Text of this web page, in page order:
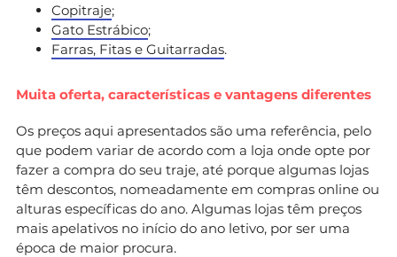
Copitraje;
Gato Estrábico;
Farras, Fitas e Guitarradas.
Muita oferta, características e vantagens diferentes
Os preços aqui apresentados são uma referência, pelo
que podem variar de acordo com a loja onde opte por
fazer a compra do seu traje, até porque algumas lojas
têm descontos, nomeadamente em compras online ou
alturas específicas do ano. Algumas lojas têm preços
mais apelativos no início do ano letivo, por ser uma
época de maior procura.